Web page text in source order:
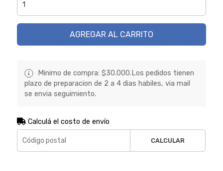
AGREGAR AL CARRITO
Minimo de compra: $30.000.Los pedidos tienen
plazo de preparacion de 2 a 4 dias habiles, via mail
se envia seguimiento.
Calculá el costo de envío
CALCULAR